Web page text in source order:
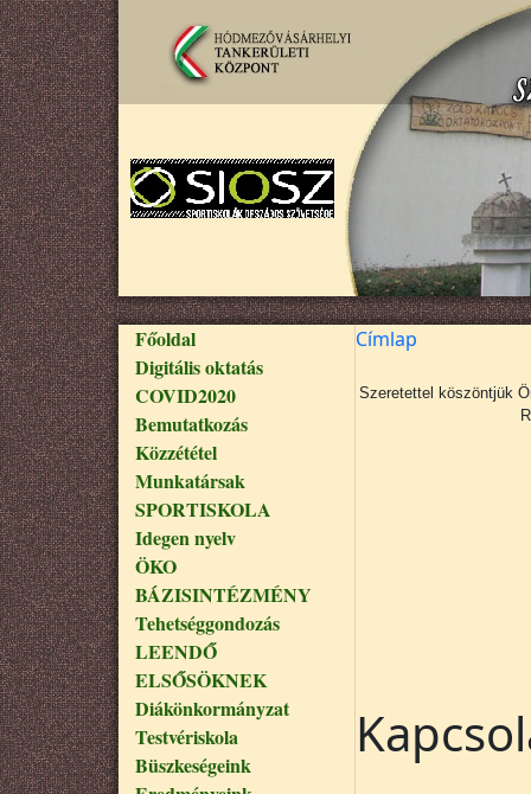
Ugrás a tartalomra
Fő navigáció
Főoldal
Digitális oktatás
COVID2020
Bemutatkozás
Közzététel
Munkatársak
SPORTISKOLA
Idegen nyelv
ÖKO
BÁZISINTÉZMÉNY
Tehetséggondozás
LEENDŐ
ELSŐSÖKNEK
Diákönkormányzat
Testvériskola
Büszkeségeink
Címlap
Szeretettel köszöntjük